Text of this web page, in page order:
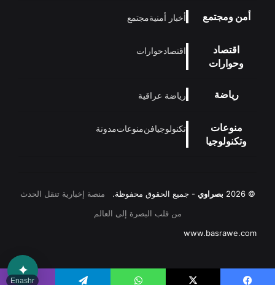
أمن ومجتمع أخبار أمنيةمجتمع
اقتصاد
وحوارات
اقتصادحوارات
رياضة رياضة عراقية
منوعات
وتكنولوجيا
تكنولوجيافنمنوعاتمدونة
© 2026 بصراوي - جميع الحقوق محفوظة.
منصة إخبارية تنقل الحدث
من قلب البصرة إلى العالم
www.basrawe.com
✦
Enashr